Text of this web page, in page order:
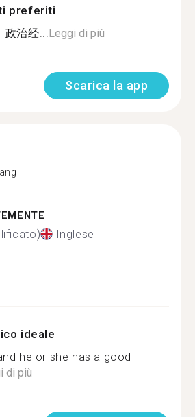
preferiti
政治经...Leggi di più
Scarica la app
Inglese
ideale
he or she has a good
di più